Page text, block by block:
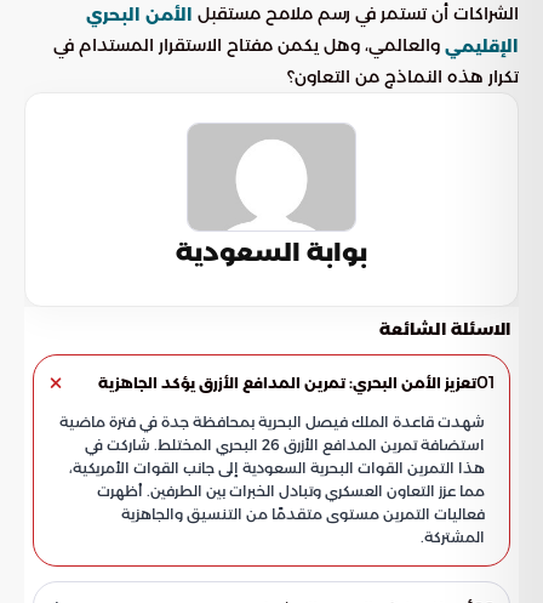
الشراكات أن تستمر في رسم ملامح مستقبل الأمن البحري
الإقليمي والعالمي، وهل يكمن مفتاح الاستقرار المستدام في
تكرار هذه النماذج من التعاون؟
بوابة السعودية
الاسئلة الشائعة
01تعزيز الأمن البحري: تمرين المدافع الأزرق يؤكد الجاهزية
شهدت قاعدة الملك فيصل البحرية بمحافظة جدة في فترة ماضية
استضافة تمرين المدافع الأزرق 26 البحري المختلط. شاركت في
هذا التمرين القوات البحرية السعودية إلى جانب القوات الأمريكية،
مما عزز التعاون العسكري وتبادل الخبرات بين الطرفين. أظهرت
فعاليات التمرين مستوى متقدمًا من التنسيق والجاهزية
المشتركة.